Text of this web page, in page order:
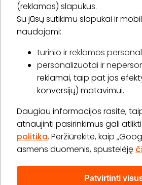
(reklamos) slapukus.
Su jūsų sutikimu slapukai ir
naudojami:
turinio ir reklamos
personalizuotai ir
reklamai, taip pat jos
konversijų) matavimui.
Daugiau informacijos rasite,
atnaujinti pasirinkimus gali
politika. Peržiūrėkite, kaip
asmens duomenis, spustelėję
Patvirtinti
Prenumeruoti
Apie „BookitNow“
Informacija
„GERA DOVANA“ GRUPĖ